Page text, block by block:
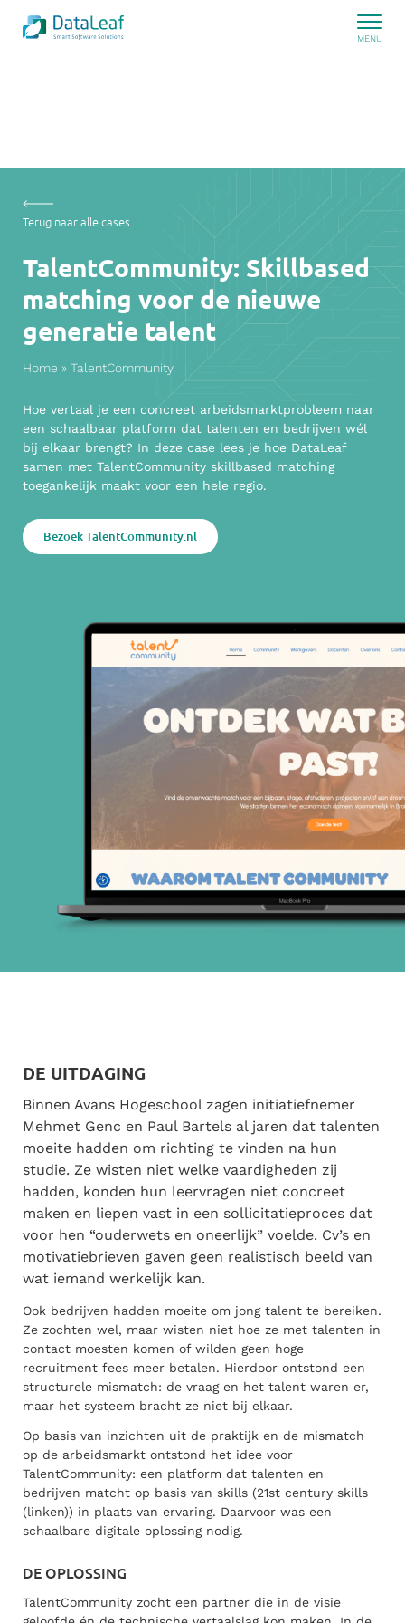
Terug naar alle cases
TalentCommunity: Skillbased
matching voor de nieuwe
generatie talent
Home »TalentCommunity
Hoe vertaal je een concreet arbeidsmarktprobleem naar
een schaalbaar platform dat talenten en bedrijven wél
bij elkaar brengt? In deze case lees je hoe DataLeaf
samen met TalentCommunity skillbased matching
toegankelijk maakt voor een hele regio.
Bezoek TalentCommunity.nl
DE UITDAGING
Binnen Avans Hogeschool zagen initiatiefnemer
Mehmet Genc en Paul Bartels al jaren dat talenten
moeite hadden om richting te vinden na hun
studie. Ze wisten niet welke vaardigheden zij
hadden, konden hun leervragen niet concreet
maken en liepen vast in een sollicitatieproces dat
voor hen “ouderwets en oneerlijk” voelde. Cv’s en
motivatiebrieven gaven geen realistisch beeld van
wat iemand werkelijk kan.
Ook bedrijven hadden moeite om jong talent te bereiken.
Ze zochten wel, maar wisten niet hoe ze met talenten in
contact moesten komen of wilden geen hoge
recruitment fees meer betalen. Hierdoor ontstond een
structurele mismatch: de vraag en het talent waren er,
maar het systeem bracht ze niet bij elkaar.
Op basis van inzichten uit de praktijk en de mismatch
op de arbeidsmarkt ontstond het idee voor
TalentCommunity: een platform dat talenten en
bedrijven matcht op basis van skills (21st century skills
(linken)) in plaats van ervaring. Daarvoor was een
schaalbare digitale oplossing nodig.
DE OPLOSSING
TalentCommunity zocht een partner die in de visie